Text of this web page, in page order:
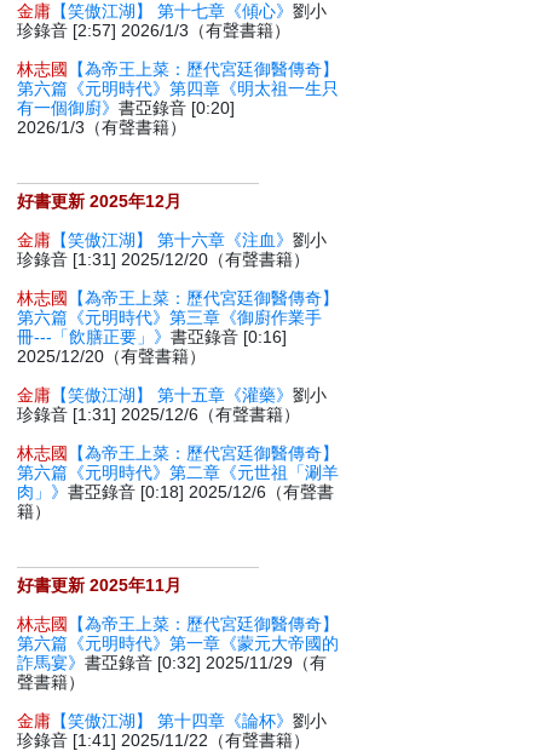
金庸 【笑傲江湖】 第十七章《傾心》劉小
珍錄音 [2:57] 2026/1/3（有聲書籍）
林志國
【為帝王上菜：歷代宮廷御醫傳奇】
第六篇《元明時代》第四章《明太祖一生只
有一個御廚》書亞錄音 [0:20]
2026/1/3（有聲書籍）
好書更新 2025年12月
金庸 【笑傲江湖】 第十六章《注血》劉小
珍錄音 [1:31] 2025/12/20（有聲書籍）
林志國
【為帝王上菜：歷代宮廷御醫傳奇】
第六篇《元明時代》第三章《御廚作業手
冊---「飲膳正要」》書亞錄音 [0:16]
2025/12/20（有聲書籍）
金庸 【笑傲江湖】 第十五章《灌藥》劉小
珍錄音 [1:31] 2025/12/6（有聲書籍）
林志國
【為帝王上菜：歷代宮廷御醫傳奇】
第六篇《元明時代》第二章《元世祖「涮羊
肉」》書亞錄音 [0:18] 2025/12/6（有聲書
籍）
好書更新 2025年11月
林志國
【為帝王上菜：歷代宮廷御醫傳奇】
第六篇《元明時代》第一章《蒙元大帝國的
詐馬宴》書亞錄音 [0:32] 2025/11/29（有
聲書籍）
金庸 【笑傲江湖】 第十四章《論杯》劉小
珍錄音 [1:41] 2025/11/22（有聲書籍）